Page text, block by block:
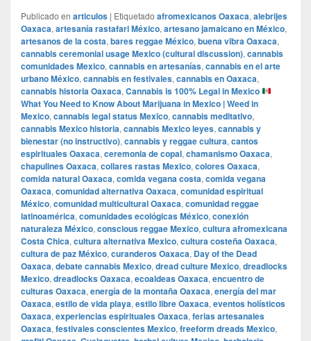
Publicado en articulos | Etiquetado afromexicanos Oaxaca, alebrijes
Oaxaca, artesanía rastafari México, artesano jamaicano en México,
artesanos de la costa, bares reggae México, buena vibra Oaxaca,
cannabis ceremonial usage Mexico (cultural discussion), cannabis
comunidades Mexico, cannabis en artesanías, cannabis en el arte
urbano México, cannabis en festivales, cannabis en Oaxaca,
cannabis historia Oaxaca, Cannabis is 100% Legal in Mexico
What You Need to Know About Marijuana in Mexico | Weed in
Mexico, cannabis legal status Mexico, cannabis meditativo,
cannabis Mexico historia, cannabis Mexico leyes, cannabis y
bienestar (no instructivo), cannabis y reggae cultura, cantos
espirituales Oaxaca, ceremonia de copal, chamanismo Oaxaca,
chapulines Oaxaca, collares rastas Mexico, colores Oaxaca,
comida natural Oaxaca, comida vegana costa, comida vegana
Oaxaca, comunidad alternativa Oaxaca, comunidad espiritual
México, comunidad multicultural Oaxaca, comunidad reggae
latinoamérica, comunidades ecológicas México, conexión
naturaleza México, conscious reggae Mexico, cultura afromexicana
Costa Chica, cultura alternativa Mexico, cultura costeña Oaxaca,
cultura de paz México, curanderos Oaxaca, Day of the Dead
Oaxaca, debate cannabis Mexico, dread culture Mexico, dreadlocks
Mexico, dreadlocks Oaxaca, ecoaldeas Oaxaca, encuentro de
culturas Oaxaca, energía de la montaña Oaxaca, energía del mar
Oaxaca, estilo de vida playa, estilo libre Oaxaca, eventos holísticos
Oaxaca, experiencias espirituales Oaxaca, ferias artesanales
Oaxaca, festivales conscientes Mexico, freeform dreads Mexico,